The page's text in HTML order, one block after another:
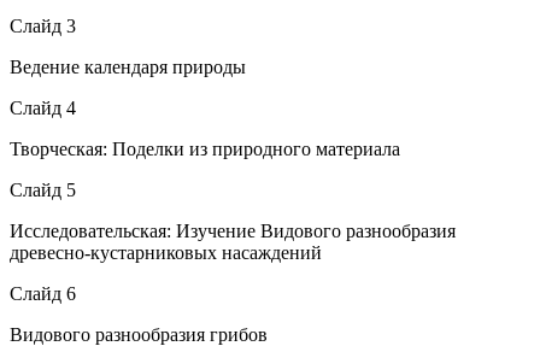
Слайд 3
Ведение календаря природы
Слайд 4
Творческая: Поделки из природного материала
Слайд 5
Исследовательская: Изучение Видового разнообразия
древесно-кустарниковых насаждений
Слайд 6
Видового разнообразия грибов